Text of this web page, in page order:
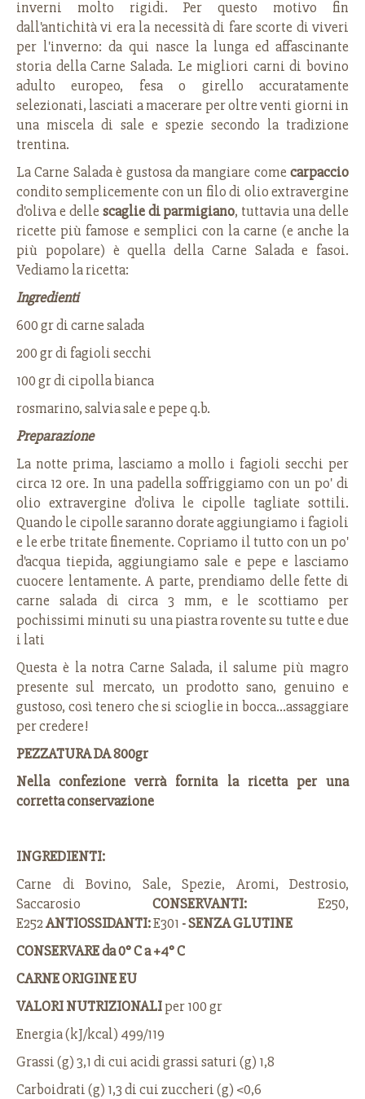
inverni molto rigidi. Per questo motivo fin
dall'antichità vi era la necessità di fare scorte di viveri
per l'inverno: da qui nasce la lunga ed affascinante
storia della Carne Salada. Le migliori carni di bovino
adulto europeo, fesa o girello accuratamente
selezionati, lasciati a macerare per oltre venti giorni in
una miscela di sale e spezie secondo la tradizione
trentina.
La Carne Salada è gustosa da mangiare come carpaccio
condito semplicemente con un filo di olio extravergine
d'oliva e delle scaglie di parmigiano, tuttavia una delle
ricette più famose e semplici con la carne (e anche la
più popolare) è quella della Carne Salada e fasoi.
Vediamo la ricetta:
Ingredienti
600 gr di carne salada
200 gr di fagioli secchi
100 gr di cipolla bianca
rosmarino, salvia sale e pepe q.b.
Preparazione
La notte prima, lasciamo a mollo i fagioli secchi per
circa 12 ore. In una padella soffriggiamo con un po' di
olio extravergine d'oliva le cipolle tagliate sottili.
Quando le cipolle saranno dorate aggiungiamo i fagioli
e le erbe tritate finemente. Copriamo il tutto con un po'
d'acqua tiepida, aggiungiamo sale e pepe e lasciamo
cuocere lentamente. A parte, prendiamo delle fette di
carne salada di circa 3 mm, e le scottiamo per
pochissimi minuti su una piastra rovente su tutte e due
i lati
Questa è la notra Carne Salada, il salume più magro
presente sul mercato, un prodotto sano, genuino e
gustoso, così tenero che si scioglie in bocca...assaggiare
per credere!
PEZZATURA DA 800gr
Nella confezione verrà fornita la ricetta per una
corretta conservazione
INGREDIENTI:
Carne di Bovino, Sale, Spezie, Aromi, Destrosio,
Saccarosio CONSERVANTI: E250,
E252ANTIOSSIDANTI:E301 - SENZA GLUTINE
CONSERVARE da 0° C a +4° C
CARNE ORIGINE EU
VALORI NUTRIZIONALIper 100 gr
Energia (kJ/kcal) 499/119
Grassi (g) 3,1 di cui acidi grassi saturi (g) 1,8
Carboidrati (g) 1,3 di cui zuccheri (g) <0,6